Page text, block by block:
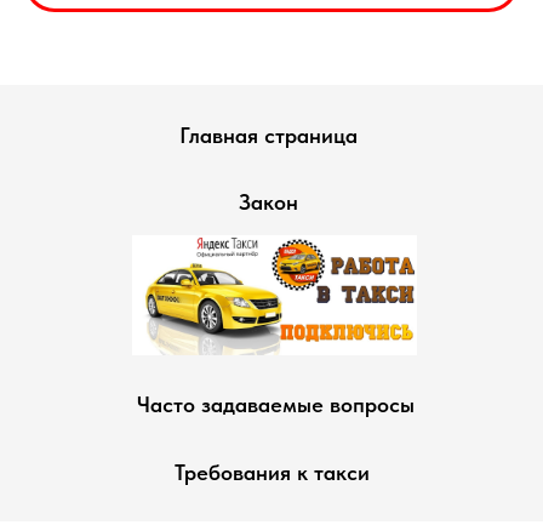
Главная страница
Закон
Часто задаваемые вопросы
Требования к такси